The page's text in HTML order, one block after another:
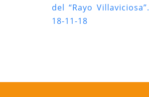
del “Rayo Villaviciosa”.
18-11-18